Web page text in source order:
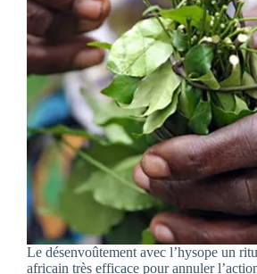
Le désenvoûtement avec l’hysope un
africain très efficace pour annuler